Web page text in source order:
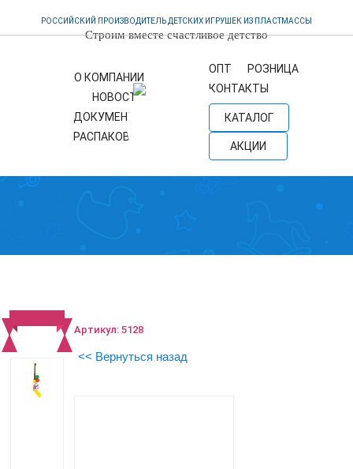
РОССИЙСКИЙ ПРОИЗВОДИТЕЛЬ ДЕТСКИХ ИГРУШЕК ИЗ ПЛАСТМАССЫ
Строим вместе счастливое детство
О КОМПАНИИ
НОВОСТИ
ДОКУМЕНТЫ
РАСПАКОВКА
OПТ
PОЗНИЦА
КОНТАКТЫ
КАТАЛОГ
АКЦИИ
Артикул: 5128
<< Вернуться назад